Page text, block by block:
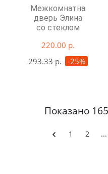
Межкомнатная
дверь Элина
со стеклом
220.00 р.
293.33 р.
-25%
Показано
1 2 ...